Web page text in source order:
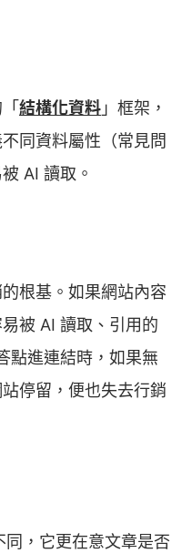
結構化資料 」框架，
同資料屬性（常見問
AI 讀取。
根基。如果網站內容
被 AI 讀取、引用的
點進連結時，如果無
停留，便也失去行銷
，它更在意文章是否